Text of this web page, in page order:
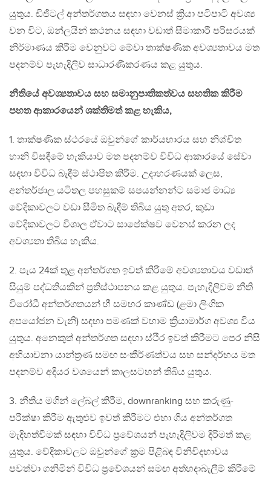
යුතුය. ඩිජිටල් අන්තර්ගතය සඳහා වෙනස් ක්‍රියා පටිපාටි අවශ්‍ය
වන විට, ඔන්ලයින් කථනය සඳහා වඩාත් සීමාකාරී පරිසරයක්
නිර්මාණය කිරීම වෙනුවට මේවා තාක්ෂණික අවශ්‍යතාවය මත
පදනම්ව පැහැදිලිව සාධාරණීකරණය කළ යුතුය.
නීතියේ අවශ්‍යතාවය සහ සමානුපාතිකත්වය සහතික කිරීම
පහත ආකාරයෙන් ශක්තිමත් කළ හැකිය,
1. තාක්ෂණික ස්ථරයේ ඔවුන්ගේ කාර්යභාරය සහ නිශ්චිත
හානි විසඳීමේ හැකියාව මත පදනම්ව විවිධ ආකාරයේ සේවා
සඳහා විවිධ බැඳීම් ස්ථාපිත කිරීම. උදාහරණයක් ලෙස,
අන්තර්ජාල යටිතල පහසුකම් සපයන්නන්ට සමාජ මාධ්‍ය
වේදිකාවලට වඩා සීමිත බැඳීම් තිබිය යුතු අතර, කුඩා
වේදිකාවලට විශාල ඒවාට සාපේක්ෂව වෙනස් කරන ලද
අවශ්‍යතා තිබිය හැකිය.
2. පැය 24ක් තුළ අන්තර්ගත ඉවත් කිරීමේ අවශ්‍යතාවය වඩාත්
සියුම් පද්ධතියකින් ප්‍රතිස්ථාපනය කළ යුතුය. පැහැදිලිවම නීති
විරෝධී අන්තර්ගතයන් හී සමහර කාණ්ඩ (ළමා ලිංගික
අපයෝජන වැනි) සඳහා පමණක් වහාම ක්‍රියාමාර්ග අවශ්‍ය විය
යුතුය. අනෙකුත් අන්තර්ගත සඳහා ස්ථිර ඉවත් කිරීමට පෙර නිසි
අභියාචනා යාන්ත්‍රණ සමඟ සංකීර්ණත්වය සහ සන්දර්භය මත
පදනම්ව අදියර වශයෙන් කාලසටහන් තිබිය යුතුය.
3. නීතිය මගින් ලේබල් කිරීම, downranking සහ කරුණු-
පරීක්ෂා කිරීම ඇතුළුව ඉවත් කිරීමට එහා ගිය අන්තර්ගත
මැදිහත්වීමක් සඳහා විවිධ ප්‍රවේශයන් පැහැදිලිවම දිරිමත් කළ
යුතුය. වේදිකාවලට ඔවුන්ගේ ක්‍රම පිළිබඳ විනිවිදභාවය
පවත්වා ගනිමින් විවිධ ප්‍රවේශයන් සමඟ අත්හදාබැලීම් කිරීමේ